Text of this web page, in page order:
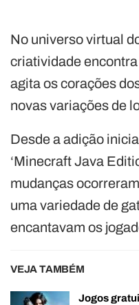
No universo virtual
criatividade
agita os corações
novas variações de
Desde a adição
‘Minecraft Java
mudanças
uma variedade de
encantavam os
VEJA TAMBÉM
Jogos